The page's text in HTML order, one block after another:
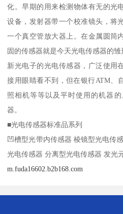
化。早期的用来检测物体有无的光
设备，发射器带一个校准镜头，将
一个真空管放大器上。在金属圆筒
固的传感器就是今天光电传感器的雏
新光电子的光电传感器，广泛使用
接用眼睛看不到，但在银行ATM、
照相机等等以及平时使用的机器
器。
■光电传感器标准品系列
凹槽型光带内传感器 棱镜型光电传
光电传感器 分离型光电传感器 发光
m.fuda16602.b2b168.com